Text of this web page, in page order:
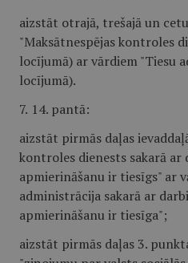
aizstāt otrajā, trešajā un
"Maksātnespējas kontroles
locījumā) ar vārdiem "Tiesu
locījumā).
7. 14. pantā:
aizstāt pirmās daļas
kontroles dienests sakarā
apmierināšanu ir tiesīgs" ar
administrācija sakarā ar
apmierināšanu ir tiesīga";
aizstāt pirmās daļas 3.